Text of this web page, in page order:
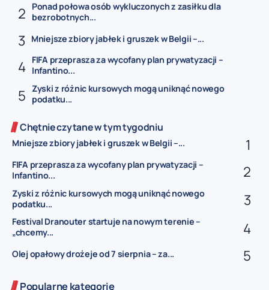
Ponad połowa osób wykluczonych z zasiłku dla
bezrobotnych...
Mniejsze zbiory jabłek i gruszek w Belgii –...
FIFA przeprasza za wycofany plan prywatyzacji –
Infantino...
Zyski z różnic kursowych mogą uniknąć nowego
podatku...
Chętnie czytane w tym tygodniu
Mniejsze zbiory jabłek i gruszek w Belgii –...
FIFA przeprasza za wycofany plan prywatyzacji –
Infantino...
Zyski z różnic kursowych mogą uniknąć nowego
podatku...
Festival Dranouter startuje na nowym terenie –
„chcemy...
Olej opałowy drożeje od 7 sierpnia – za...
Popularne kategorie